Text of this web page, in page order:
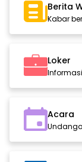
Berita
Kabar
Loker
Acara